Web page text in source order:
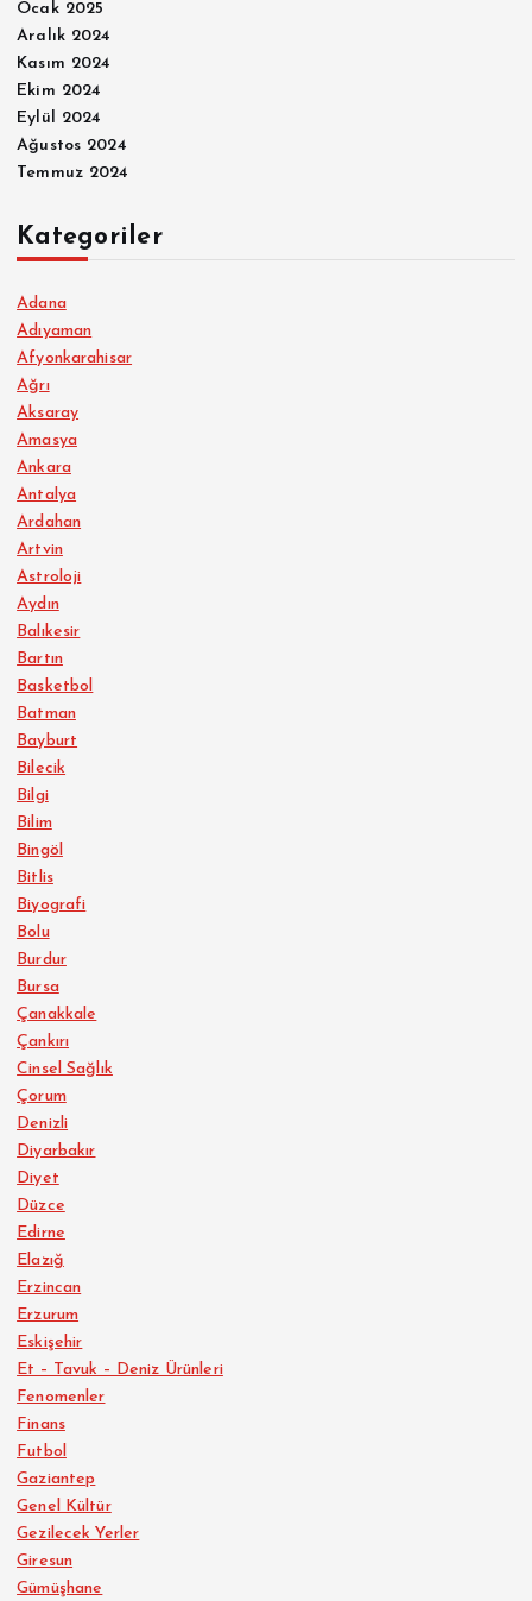
Ocak 2025
Aralık 2024
Kasım 2024
Ekim 2024
Eylül 2024
Ağustos 2024
Temmuz 2024
Kategoriler
Adana
Adıyaman
Afyonkarahisar
Ağrı
Aksaray
Amasya
Ankara
Antalya
Ardahan
Artvin
Astroloji
Aydın
Balıkesir
Bartın
Basketbol
Batman
Bayburt
Bilecik
Bilgi
Bilim
Bingöl
Bitlis
Biyografi
Bolu
Burdur
Bursa
Çanakkale
Çankırı
Cinsel Sağlık
Çorum
Denizli
Diyarbakır
Diyet
Düzce
Edirne
Elazığ
Erzincan
Erzurum
Eskişehir
Et – Tavuk – Deniz Ürünleri
Fenomenler
Finans
Futbol
Gaziantep
Genel Kültür
Gezilecek Yerler
Giresun
Gümüşhane